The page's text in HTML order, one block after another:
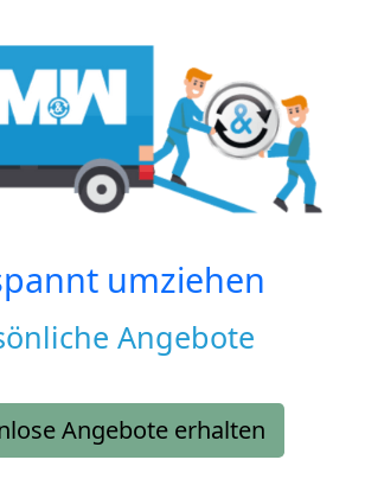
umziehen
Angebote
Angebote erhalten